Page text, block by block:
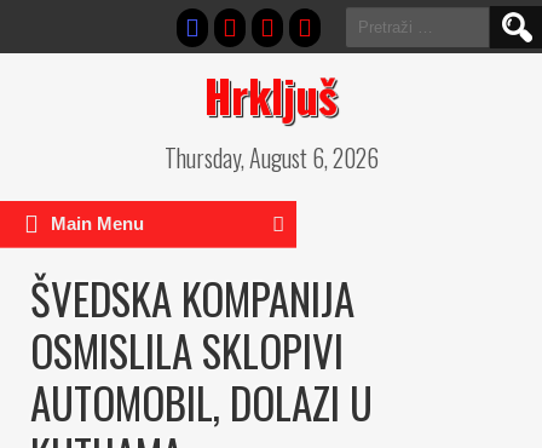
Pretraga:
Hrkljuš
Thursday, August 6, 2026
Main Menu
ŠVEDSKA KOMPANIJA
OSMISLILA SKLOPIVI
AUTOMOBIL, DOLAZI U